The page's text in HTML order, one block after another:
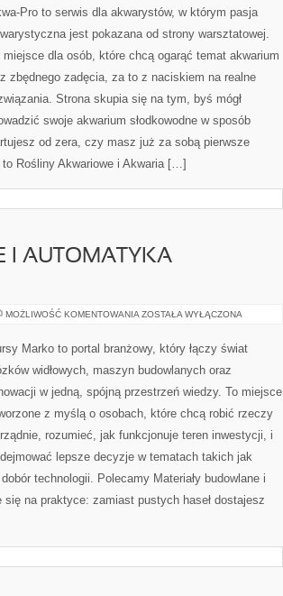
Pro to serwis dla akwarystów, w którym pasja
jest pokazana od strony warsztatowej.
miejsce dla osób, które chcą ogarąć temat akwarium
zbędnego zadęcia, za to z naciskiem na realne
Strona skupia się na tym, byś mógł
swoje akwarium słodkowodne w sposób
od zera, czy masz już za sobą pierwsze
Rośliny Akwariowe i Akwaria […]
I AUTOMATYKA
MOŻLIWOŚĆ KOMENTOWANIA DOMY
AUTOMATYKA
BUDYNKÓW
ZOSTAŁA WYŁĄCZONA
Marko to portal branżowy, który łączy świat
widłowych, maszyn budowlanych oraz
w jedną, spójną przestrzeń wiedzy. To miejsce
z myślą o osobach, które chcą robić rzeczy
rozumieć, jak funkcjonuje teren inwestycji, i
lepsze decyzje w tematach takich jak
technologii. Polecamy Materiały budowlane i
na praktyce: zamiast pustych haseł dostajesz